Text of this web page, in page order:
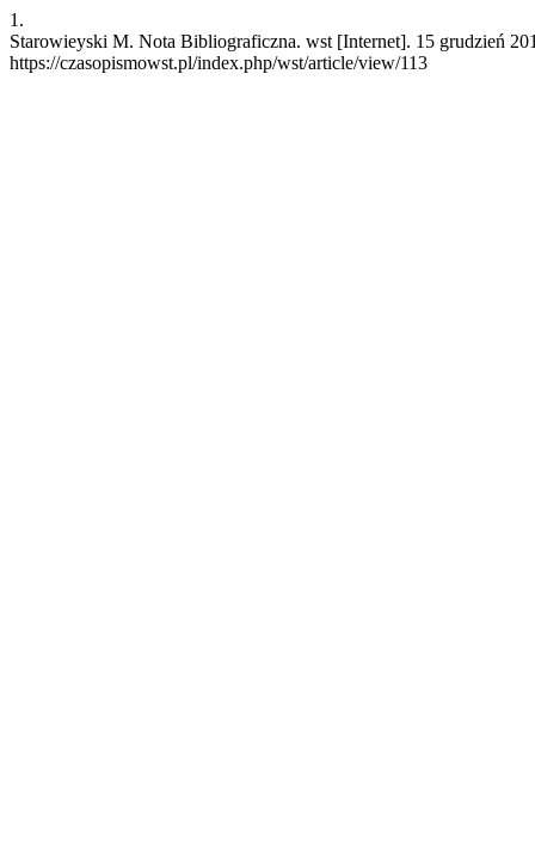
1.
Starowieyski M. Nota Bibliograficzna. wst [Internet]. 15 grudzień
https://czasopismowst.pl/index.php/wst/article/view/113